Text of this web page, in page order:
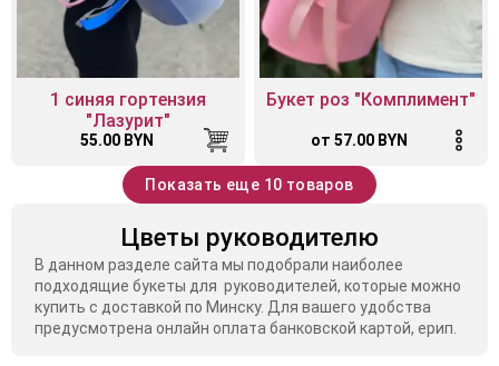
1 синяя гортензия
"Лазурит"
55.00 BYN
Букет роз "Комплимент"
от 57.00 BYN
Показать еще 10 товаров
Цветы руководителю
В данном разделе сайта мы подобрали наиболее
подходящие букеты для руководителей, которые можно
купить с доставкой по Минску. Для вашего удобства
предусмотрена онлайн оплата банковской картой, ерип.